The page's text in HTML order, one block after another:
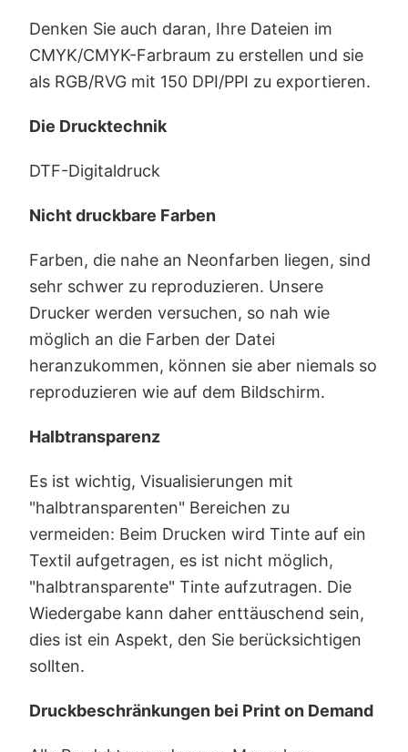
Denken Sie auch daran, Ihre Dateien im
CMYK/CMYK-Farbraum zu erstellen und sie
als RGB/RVG mit 150 DPI/PPI zu exportieren.
Die Drucktechnik
DTF-Digitaldruck
Nicht druckbare Farben
Farben, die nahe an Neonfarben liegen, sind
sehr schwer zu reproduzieren. Unsere
Drucker werden versuchen, so nah wie
möglich an die Farben der Datei
heranzukommen, können sie aber niemals so
reproduzieren wie auf dem Bildschirm.
Halbtransparenz
Es ist wichtig, Visualisierungen mit
"halbtransparenten" Bereichen zu
vermeiden: Beim Drucken wird Tinte auf ein
Textil aufgetragen, es ist nicht möglich,
"halbtransparente" Tinte aufzutragen. Die
Wiedergabe kann daher enttäuschend sein,
dies ist ein Aspekt, den Sie berücksichtigen
sollten.
Druckbeschränkungen bei Print on Demand